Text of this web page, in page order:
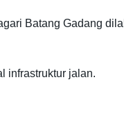
Batang Gadang
infrastruktur jalan.